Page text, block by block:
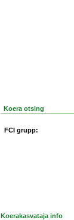
Koera otsing
FCI grupp:
Koerakasvataja info